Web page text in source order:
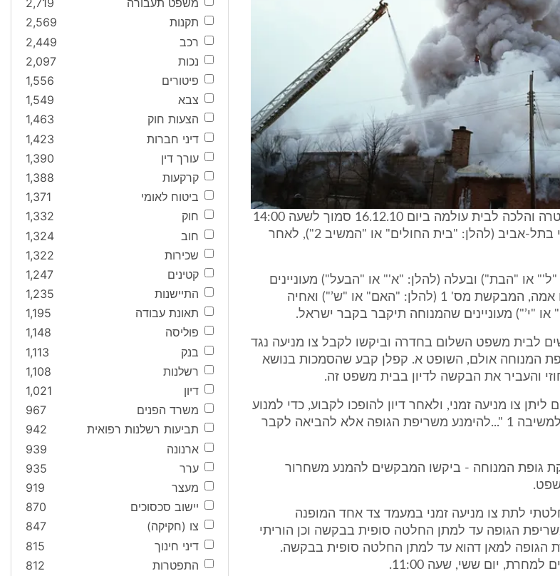
X ז"ל, (להלן: "המנוחה"), נפטרה והלכה לבית עולמה ביום 16.12.10 סמוך לשעה 14:00
במרכז הרפואי ע"ש סוראסקי בתל-אביב (להלן: "בית החולים" או "המשיב 2"), לאחר
מס' 1 (להלן: "ל'" או "הבת") ובעלה (להלן: "א'" או "הבעל") מעוניינים
שגופת המנוחה תישרף ואילו אמה, המבקשת מס' 1 (להלן: "האם" או "ש’") ואחיה
לבית משפט השלום בחדרה וביקשו לקבל צו מניעה נגד
המנוחה אולם, השופט א. קפלן קבע שהסמכות בנושא
והעביר את הבקשה לדיון בבית משפט זה.
צו מניעה זמני, ולאחר דיון להופכו לקבוע, כדי למנוע
שריפת הגופה וכן צו המורה למשיבה 1 "...להימנע משריפת הגופה אלא להביאה לקבר
גופת המנוחה - ביקשו המבקשים להמנע משחרור
של יום 16/12/10 החלטתי לתת צו מניעה זמני במעמד צד אחד המופנה
הגופה עד למתן החלטה סופית בבקשה וכן הוריתי
הגופה למאן דהוא עד למתן החלטה סופית בבקשה.
יום ששי, שעה 11:00.
משפט תעבורה
2,719
תקנות
2,569
רכב
2,449
נכות
2,097
פיטורים
1,556
צבא
1,549
הצעות חוק
1,463
דיני חברות
1,423
עורך דין
1,390
קרקעות
1,388
ביטוח לאומי
1,371
חוק
1,332
חוב
1,324
שכירות
1,322
קטינים
1,247
התיישנות
1,235
תאונת עבודה
1,195
פוליסה
1,148
בנק
1,113
רשלנות
1,108
דיון
1,021
משרד הפנים
967
תביעות רשלנות רפואית
942
ארנונה
939
ערר
935
מעצר
919
יישוב סכסוכים
870
צו (חקיקה)
847
דיני חינוך
815
התפטרות
812